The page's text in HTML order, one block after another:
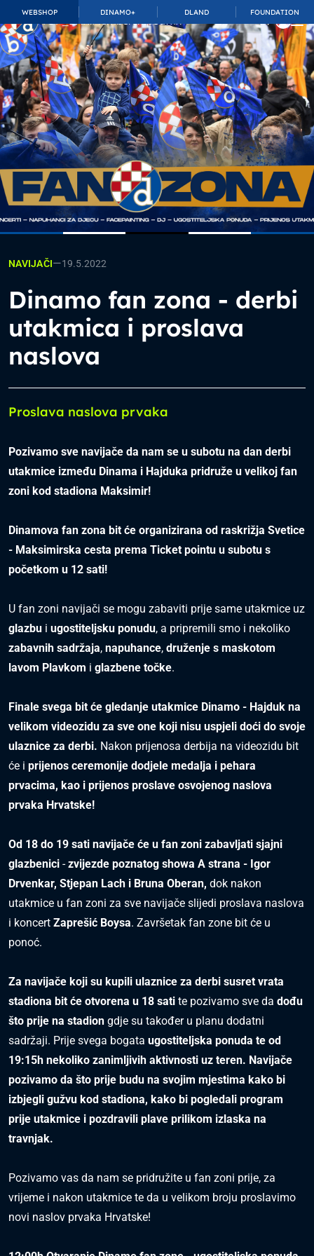
WEBSHOP DINAMO+ DLAND FOUNDATION
TOP_BAR.MembershipSuffix
NAVIJAČI—19.5.2022
Dinamo fan zona - derbi
utakmica i proslava
naslova
Proslava naslova prvaka
Pozivamo sve navijače da nam se u subotu na dan derbi
utakmice između Dinama i Hajduka pridruže u velikoj fan
zoni kod stadiona Maksimir!
Dinamova fan zona bit će organizirana od raskrižja Svetice
- Maksimirska cesta prema Ticket pointu u subotu s
početkom u 12 sati!
U fan zoni navijači se mogu zabaviti prije same utakmice uz
glazbu i ugostiteljsku ponudu, a pripremili smo i nekoliko
zabavnih sadržaja, napuhance, druženje s maskotom
lavom Plavkom i glazbene točke.
Finale svega bit će gledanje utakmice Dinamo - Hajduk na
velikom videozidu za sve one koji nisu uspjeli doći do svoje
ulaznice za derbi. Nakon prijenosa derbija na videozidu bit
će i prijenos ceremonije dodjele medalja i pehara
prvacima, kao i prijenos proslave osvojenog naslova
prvaka Hrvatske!
Od 18 do 19 sati navijače će u fan zoni zabavljati sjajni
glazbenici -zvijezde poznatog showa A strana - Igor
Drvenkar, Stjepan Lach i Bruna Oberan, dok nakon
utakmice u fan zoni za sve navijače slijedi proslava naslova
i koncert Zaprešić Boysa. Završetak fan zone bit će u
ponoć.
Za navijače koji su kupili ulaznice za derbi susret vrata
stadiona bit će otvorena u 18 sati te pozivamo sve da dođu
što prije na stadion gdje su također u planu dodatni
sadržaji. Prije svega bogata ugostiteljska ponuda te od
19:15h nekoliko zanimljivih aktivnosti uz teren. Navijače
pozivamo da što prije budu na svojim mjestima kako bi
izbjegli gužvu kod stadiona, kako bi pogledali program
prije utakmice i pozdravili plave prilikom izlaska na
travnjak.
Pozivamo vas da nam se pridružite u fan zoni prije, za
vrijeme i nakon utakmice te da u velikom broju proslavimo
novi naslov prvaka Hrvatske!